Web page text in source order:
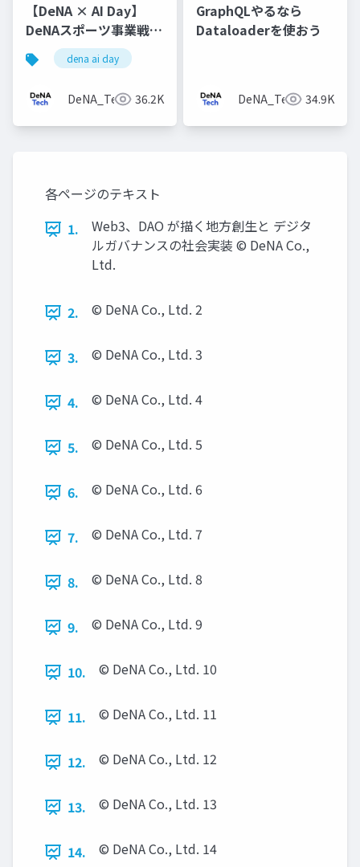
【DeNA × AI Day】
DeNAスポーツ事業戦略
とベイスターズAI強化
プロジェクト
dena ai day
DeNA_Tech 36.2K
GraphQLやるなら
Dataloaderを使おう
DeNA_Tech 34.9K
各ページのテキスト
1.
Web3、DAO が描く地方創生と デジタ
ルガバナンスの社会実装 © DeNA Co.,
Ltd.
2. © DeNA Co., Ltd. 2
3. © DeNA Co., Ltd. 3
4. © DeNA Co., Ltd. 4
5. © DeNA Co., Ltd. 5
6. © DeNA Co., Ltd. 6
7. © DeNA Co., Ltd. 7
8. © DeNA Co., Ltd. 8
9. © DeNA Co., Ltd. 9
10. © DeNA Co., Ltd. 10
11. © DeNA Co., Ltd. 11
12. © DeNA Co., Ltd. 12
13. © DeNA Co., Ltd. 13
14. © DeNA Co., Ltd. 14